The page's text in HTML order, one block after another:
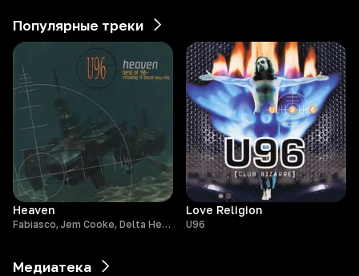
Популярные треки
Heaven
Fabiasco, Jem Cooke, Delta Heavy, RIVERO, U96
Love Religion
U96
Медиатека